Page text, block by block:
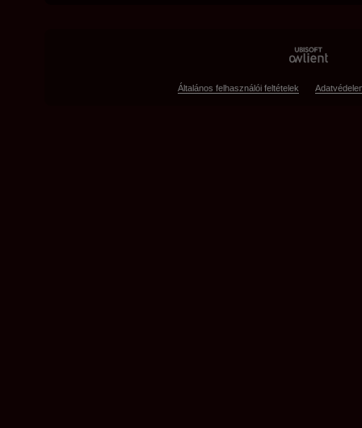
Általános felhasználói feltételek